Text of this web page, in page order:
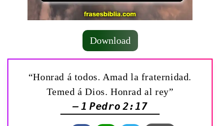
Download
“Honrad á todos. Amad la fraternidad.
Temed á Dios. Honrad al rey”
— 1 Pedro 2:17